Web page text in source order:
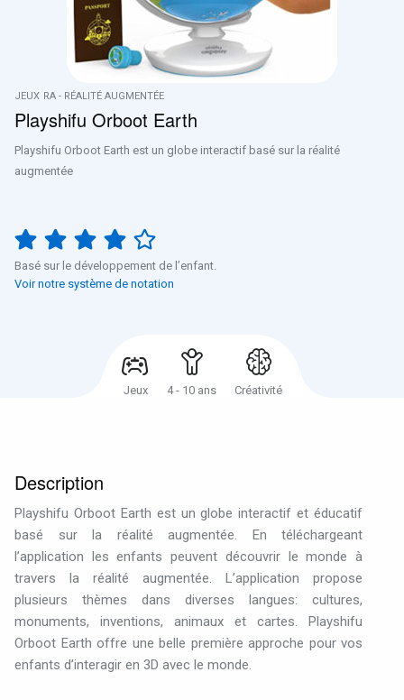
JEUX RA - RÉALITÉ AUGMENTÉE
Playshifu Orboot Earth
Playshifu Orboot Earth est un globe interactif basé sur la réalité
augmentée
Basé sur le développement de l’enfant.
Voir notre système de notation
Jeux 4 - 10 ans Créativité
Description
Playshifu Orboot Earth est un globe interactif et éducatif
basé sur la réalité augmentée. En téléchargeant
l’application les enfants peuvent découvrir le monde à
travers la réalité augmentée. L’application propose
plusieurs thèmes dans diverses langues: cultures,
monuments, inventions, animaux et cartes. Playshifu
Orboot Earth offre une belle première approche pour vos
enfants d’interagir en 3D avec le monde.